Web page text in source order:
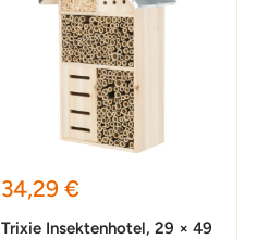
Sonderpreis
34,29 €
Trixie Insektenhotel, 29 × 49